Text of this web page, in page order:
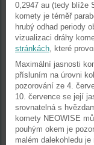
0,2947 au (tedy blíže
komety je téměř
hrubý odhad periody
vizualizaci dráhy
stránkách, které
Maximální jasnosti
přísluním na úrovni
pozorování ze 4.
10. července se její
srovnatelná s
komety NEOWISE
pouhým okem je
malém dalekohledu